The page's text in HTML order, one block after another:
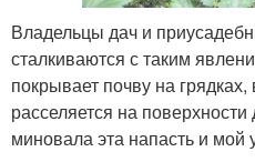
Владельцы дач и
сталкиваются с таким
покрывает почву на
расселяется на
миновала эта напасть и мой